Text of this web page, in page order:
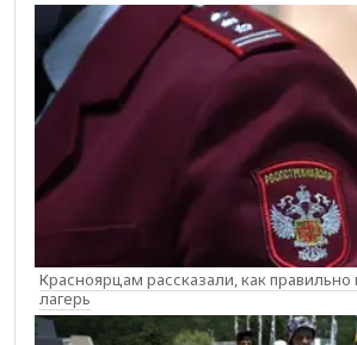
Красноярцам рассказали, как правильно
лагерь